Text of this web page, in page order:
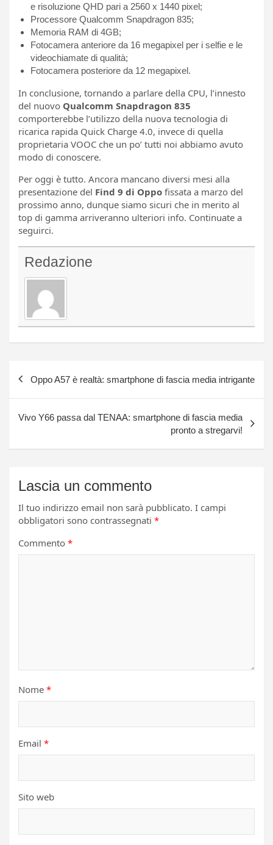
e risoluzione QHD pari a 2560 x 1440 pixel;
Processore Qualcomm Snapdragon 835;
Memoria RAM di 4GB;
Fotocamera anteriore da 16 megapixel per i selfie e le
videochiamate di qualità;
Fotocamera posteriore da 12 megapixel.
In conclusione, tornando a parlare della CPU, l’innesto
del nuovo Qualcomm Snapdragon 835
comporterebbe l’utilizzo della nuova tecnologia di
ricarica rapida Quick Charge 4.0, invece di quella
proprietaria VOOC che un po’ tutti noi abbiamo avuto
modo di conoscere.
Per oggi è tutto. Ancora mancano diversi mesi alla
presentazione del Find 9 di Oppo fissata a marzo del
prossimo anno, dunque siamo sicuri che in merito al
top di gamma arriveranno ulteriori info. Continuate a
seguirci.
Redazione
articoli
Oppo A57 è realtà: smartphone di fascia media intrigante
Vivo Y66 passa dal TENAA: smartphone di fascia media
pronto a stregarvi!
Lascia un commento
Il tuo indirizzo email non sarà pubblicato. I campi
obbligatori sono contrassegnati *
Commento *
Nome *
Email *
Sito web